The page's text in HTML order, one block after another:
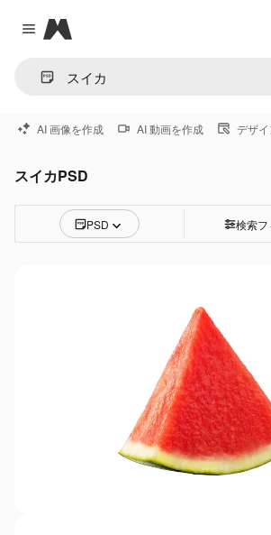
Close menu
Magnific
AI 画像を作成 AI 動画を作成 デザ
スイカPSD
PSD 検索